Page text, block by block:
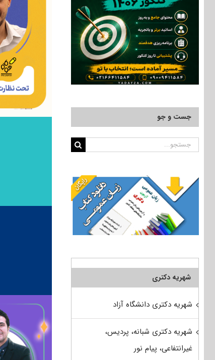
جست و جو
جستجو
شهریه دکتری
شهریه دکتری دانشگاه آزاد
شهریه دکتری شبانه، پردیس،
غیرانتفاعی، پیام نور